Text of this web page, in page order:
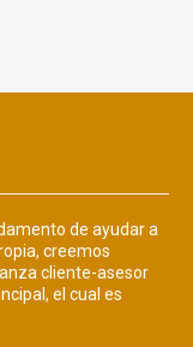
de ayudar a
creemos
cliente-asesor
el cual es